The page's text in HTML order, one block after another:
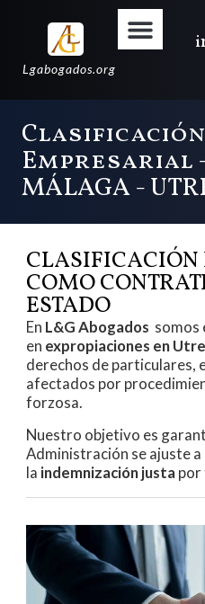
Lgabogados.org
Clasificación
Empresarial -
MÁLAGA -
COMO
ESTADO
En L&G Abogados somos
en expropiaciones en
derechos de particulares,
afectados por
forzosa.
Nuestro objetivo es
Administración se ajuste
la indemnización justapor